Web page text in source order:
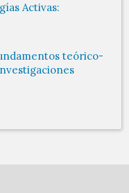
Activas:
teórico-